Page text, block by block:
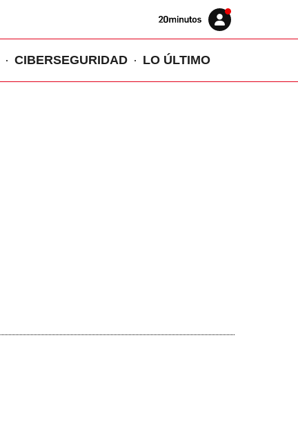
Volver
Iniciar
sesión
CIBERSEGURIDAD LO ÚLTIMO